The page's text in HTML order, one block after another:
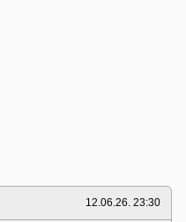
12.06.26. 23:30